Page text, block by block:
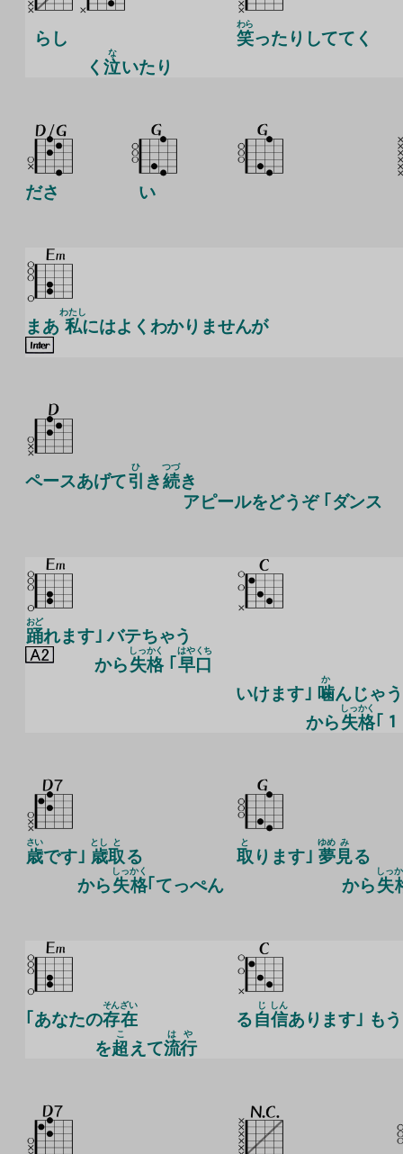
らし
く泣
な
いたり
笑
わら
ったりしててく
ださ い
まあ 私
わたし
にはよくわかりませんが
ペースあげて引
ひ
き続
つづ
き
アピールをどうぞ ｢ダンス
踊
おど
れます｣ バテちゃう
から失
しっ
格
かく
｢ 早
はや
口
くち
いけます｣ 噛
か
んじゃう
から失
しっ
格
かく
｢
歳
さい
です｣ 歳
とし
取
と
る
から失
しっ
格
かく
｢てっぺん
取
と
ります｣ 夢
ゆめ
見
み
る
から失
しっ
｢あなたの存
そん
在
ざい
を超
こ
えて流行
はや
る自
じ
信
しん
あります｣ もう